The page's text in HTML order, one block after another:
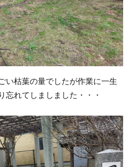
い枯葉の量でしたが作業に一生
忘れてしましました・・・